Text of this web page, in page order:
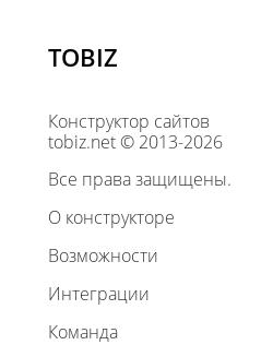
TOBIZ
Конструктор сайтов
tobiz.net © 2013-2026
Все права защищены.
О конструкторе
Возможности
Интеграции
Команда